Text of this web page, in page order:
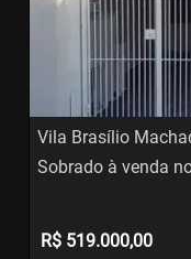
Vila Brasílio
Sobrado à venda
R$ 519.000,00